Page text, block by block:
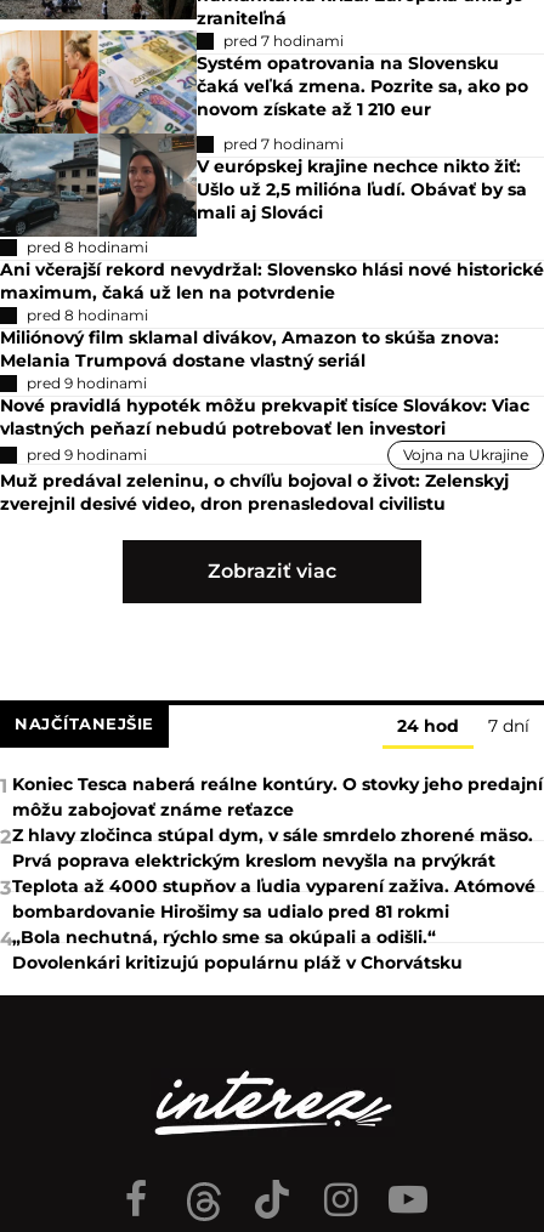
zraniteľná
pred 7 hodinami
Systém opatrovania na Slovensku
čaká veľká zmena. Pozrite sa, ako po
novom získate až 1 210 eur
pred 7 hodinami
V európskej krajine nechce nikto žiť:
Ušlo už 2,5 milióna ľudí. Obávať by sa
mali aj Slováci
pred 8 hodinami
Ani včerajší rekord nevydržal: Slovensko hlási nové historické
maximum, čaká už len na potvrdenie
pred 8 hodinami
Miliónový film sklamal divákov, Amazon to skúša znova:
Melania Trumpová dostane vlastný seriál
pred 9 hodinami
Nové pravidlá hypoték môžu prekvapiť tisíce Slovákov: Viac
vlastných peňazí nebudú potrebovať len investori
pred 9 hodinami Vojna na Ukrajine
Muž predával zeleninu, o chvíľu bojoval o život: Zelenskyj
zverejnil desivé video, dron prenasledoval civilistu
Zobraziť viac
NAJČÍTANEJŠIE 24 hod 7 dní
1 Koniec Tesca naberá reálne kontúry. O stovky jeho predajní
môžu zabojovať známe reťazce
2Z hlavy zločinca stúpal dym, v sále smrdelo zhorené mäso.
Prvá poprava elektrickým kreslom nevyšla na prvýkrát
3Teplota až 4000 stupňov a ľudia vyparení zaživa. Atómové
bombardovanie Hirošimy sa udialo pred 81 rokmi
4„Bola nechutná, rýchlo sme sa okúpali a odišli.“
Dovolenkári kritizujú populárnu pláž v Chorvátsku